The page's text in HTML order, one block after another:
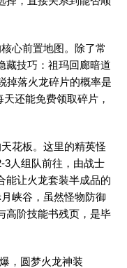
心前置地图。除了常
藏技巧：祖玛回廊暗道
掉落火龙碎片的概率是
还能免费领取碎片，
花板。这里的精英怪
3人组队前往，由战士
能让火龙套装半成品的
峡谷，虽然怪物防御
高阶技能书残页，是毕
，圆梦火龙神装